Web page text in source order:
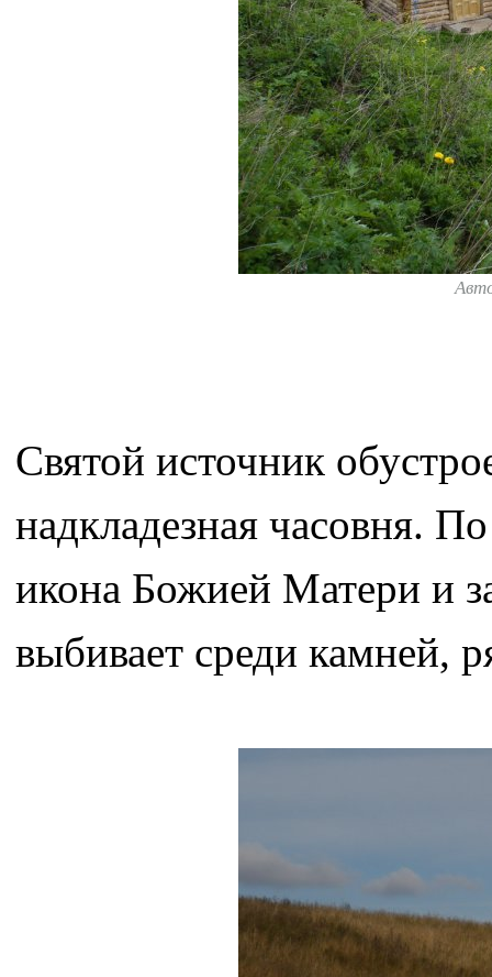
Святой источник
надкладезная часовня.
икона Божией Матери и
выбивает среди камней,